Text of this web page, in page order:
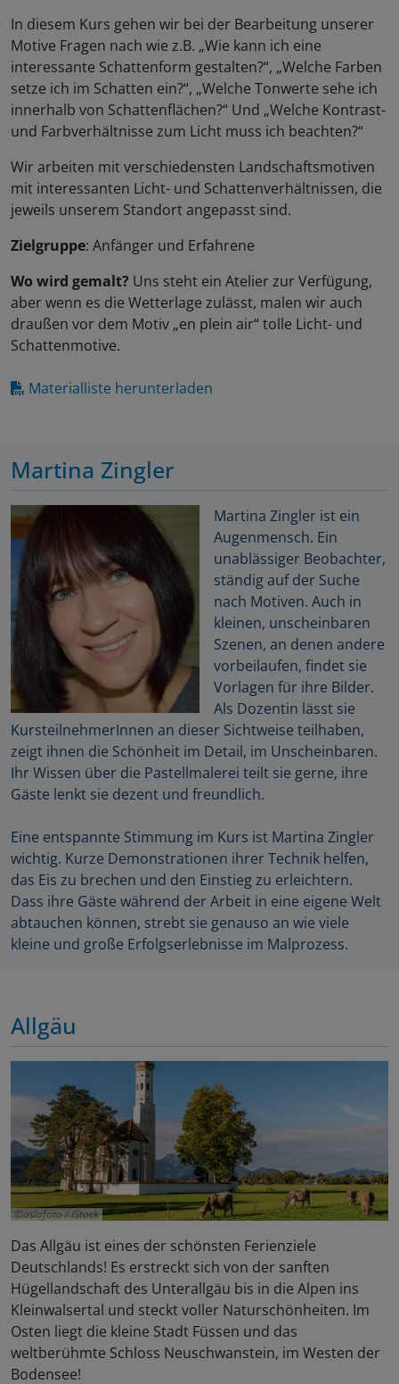
In diesem Kurs gehen wir bei der Bearbeitung unserer
Motive Fragen nach wie z.B. „Wie kann ich eine
interessante Schattenform gestalten?“, „Welche Farben
setze ich im Schatten ein?“, „Welche Tonwerte sehe ich
innerhalb von Schattenflächen?“ Und „Welche Kontrast-
und Farbverhältnisse zum Licht muss ich beachten?“
Wir arbeiten mit verschiedensten Landschaftsmotiven
mit interessanten Licht- und Schattenverhältnissen, die
jeweils unserem Standort angepasst sind.
Zielgruppe: Anfänger und Erfahrene
Wo wird gemalt? Uns steht ein Atelier zur Verfügung,
aber wenn es die Wetterlage zulässt, malen wir auch
draußen vor dem Motiv „en plein air“ tolle Licht- und
Schattenmotive.
Materialliste herunterladen
Martina Zingler
Martina Zingler ist ein
Augenmensch. Ein
unablässiger Beobachter,
ständig auf der Suche
nach Motiven. Auch in
kleinen, unscheinbaren
Szenen, an denen andere
vorbeilaufen, findet sie
Vorlagen für ihre Bilder.
Als Dozentin lässt sie
KursteilnehmerInnen an dieser Sichtweise teilhaben,
zeigt ihnen die Schönheit im Detail, im Unscheinbaren.
Ihr Wissen über die Pastellmalerei teilt sie gerne, ihre
Gäste lenkt sie dezent und freundlich.
Eine entspannte Stimmung im Kurs ist Martina Zingler
wichtig. Kurze Demonstrationen ihrer Technik helfen,
das Eis zu brechen und den Einstieg zu erleichtern.
Dass ihre Gäste während der Arbeit in eine eigene Welt
abtauchen können, strebt sie genauso an wie viele
kleine und große Erfolgserlebnisse im Malprozess.
Allgäu
asiafoto / iStock
Das Allgäu ist eines der schönsten Ferienziele
Deutschlands! Es erstreckt sich von der sanften
Hügellandschaft des Unterallgäu bis in die Alpen ins
Kleinwalsertal und steckt voller Naturschönheiten. Im
Osten liegt die kleine Stadt Füssen und das
weltberühmte Schloss Neuschwanstein, im Westen der
Bodensee!